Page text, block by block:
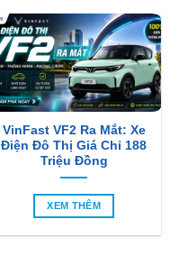
VinFast VF2 Ra Mắt: Xe
Điện Đô Thị Giá Chỉ 188
Triệu Đồng
XEM THÊM